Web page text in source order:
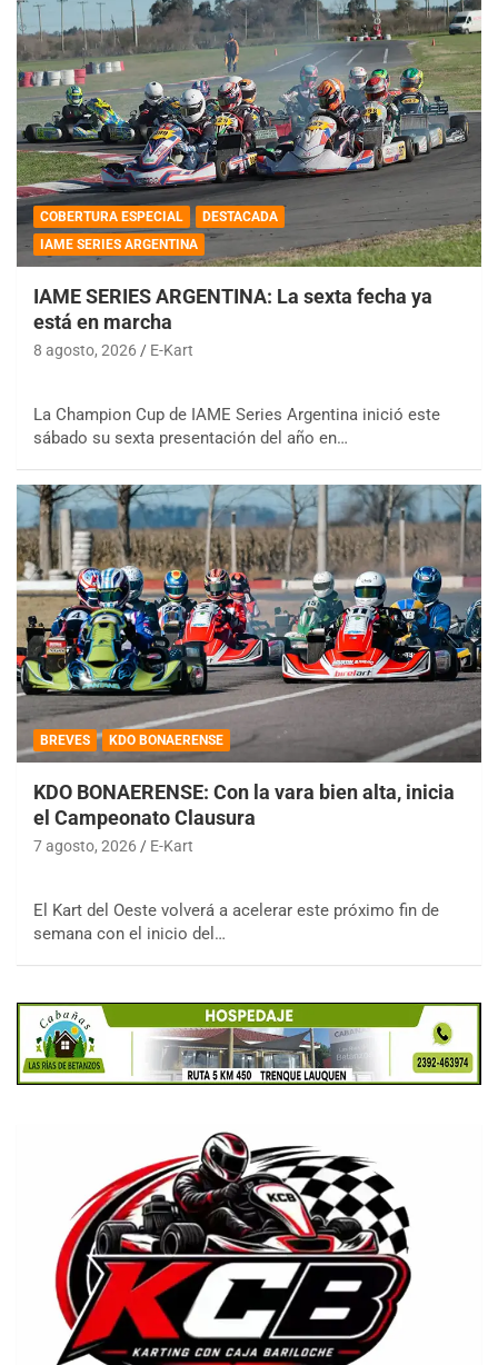
COBERTURA ESPECIAL
DESTACADA
IAME SERIES ARGENTINA
IAME SERIES ARGENTINA: La sexta fecha ya
está en marcha
8 agosto, 2026 E-Kart
La Champion Cup de IAME Series Argentina inició este
sábado su sexta presentación del año en…
BREVES KDO BONAERENSE
KDO BONAERENSE: Con la vara bien alta, inicia
el Campeonato Clausura
7 agosto, 2026 E-Kart
El Kart del Oeste volverá a acelerar este próximo fin de
semana con el inicio del…